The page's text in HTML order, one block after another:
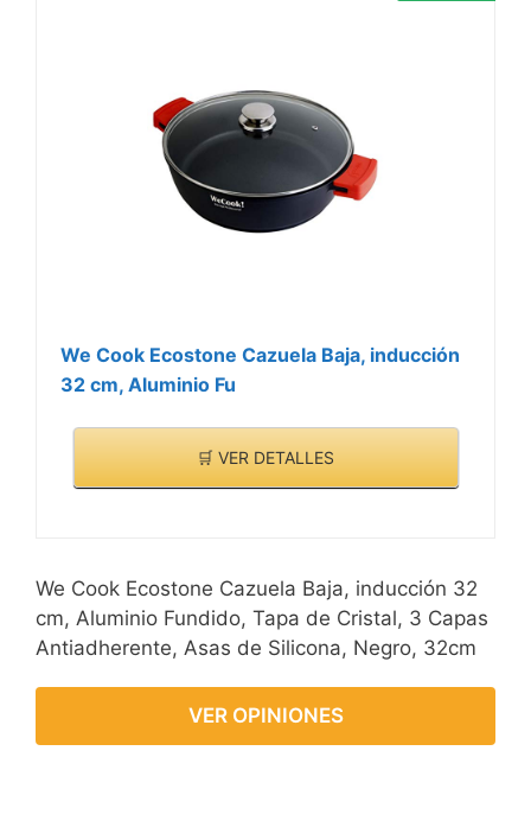
We Cook Ecostone Cazuela Baja, inducción
32 cm, Aluminio Fu
🛒 VER DETALLES
We Cook Ecostone Cazuela Baja, inducción 32
cm, Aluminio Fundido, Tapa de Cristal, 3 Capas
Antiadherente, Asas de Silicona, Negro, 32cm
VER OPINIONES